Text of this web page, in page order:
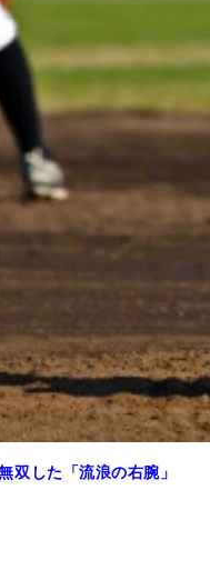
のウインター教育リ
躍した「腕組みドヤ顔
双した「流浪の右腕」